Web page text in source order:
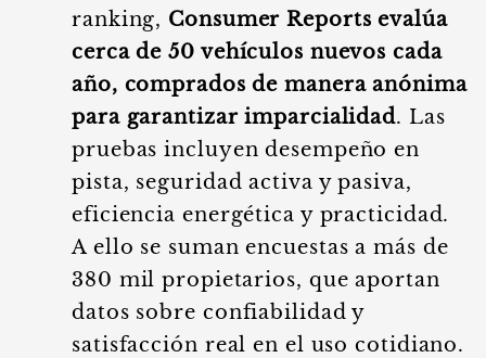
ranking, Consumer Reports evalúa
cerca de 50 vehículos nuevos cada
año, comprados de manera anónima
para garantizar imparcialidad. Las
pruebas incluyen desempeño en
pista, seguridad activa y pasiva,
eficiencia energética y practicidad.
A ello se suman encuestas a más de
380 mil propietarios, que aportan
datos sobre confiabilidad y
satisfacción real en el uso cotidiano.